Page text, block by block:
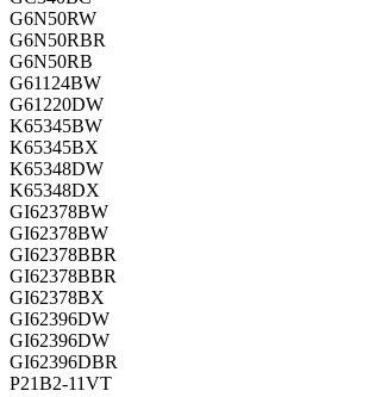
G6N50RW
G6N50RBR
G6N50RB
G61124BW
G61220DW
K65345BW
K65345BX
K65348DW
K65348DX
GI62378BW
GI62378BW
GI62378BBR
GI62378BBR
GI62378BX
GI62396DW
GI62396DW
GI62396DBR
P21B2-11VT